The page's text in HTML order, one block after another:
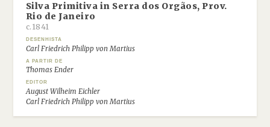
Silva Primitiva in Serra dos Orgãos, Prov.
Rio de Janeiro
c.1841
DESENHISTA
Carl Friedrich Philipp von Martius
A PARTIR DE
Thomas Ender
EDITOR
August Wilheim Eichler
Carl Friedrich Philipp von Martius